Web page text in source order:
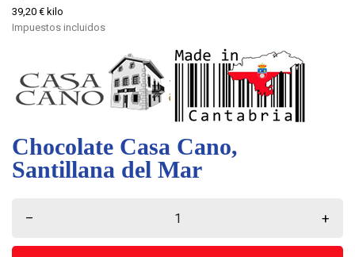
39,20 € kilo
Impuestos incluidos
Chocolate Casa Cano,
Santillana del Mar
– +